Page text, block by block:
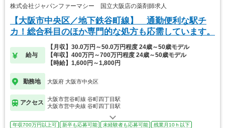
株式会社ジャパンファーマシー 国立大阪店の薬剤師求人
【大阪市中央区／地下鉄谷町線】 通勤便利な駅チ
カ！総合科目のほか専門的な処方も応需しています。
給与
【月収】30.0万円～50.0万円程度 24歳～50歳モデル
【年収】400万円～700万円程度 24歳～50歳モデル
【時給】1,600円～1,800円
勤務地 大阪府 大阪市中央区
アクセス
大阪市営谷町線 谷町四丁目駅
大阪市営中央線 谷町四丁目駅
年収700万円以上可 新卒も応募可能 未経験者も応募可能
残業月10ｈ以下